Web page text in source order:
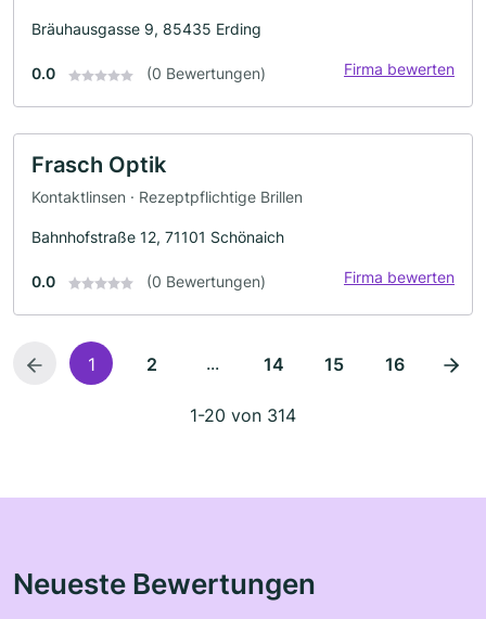
Bräuhausgasse 9, 85435 Erding
0.0 (0 Bewertungen) Firma bewerten
Frasch Optik
Kontaktlinsen · Rezeptpflichtige Brillen
Bahnhofstraße 12, 71101 Schönaich
0.0 (0 Bewertungen) Firma bewerten
1 2 ... 14 15 16
1-20 von 314
Neueste Bewertungen